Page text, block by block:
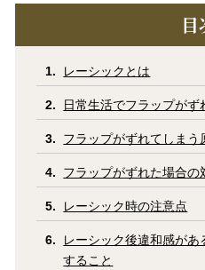
初診時における情報開示に関して
目
レーシックとは
日常生活でフラップがず
フラップがずれてしまう
フラップがずれた場合の
レーシック時の注意点
レーシック後違和感が
すること